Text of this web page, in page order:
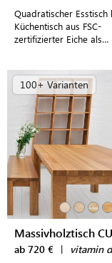
Quadratischer Esstisch
Küchentisch aus FSC-
zertifizierter Eiche als
100+ Varianten
Massivholztisch
ab 720 € | vitamin